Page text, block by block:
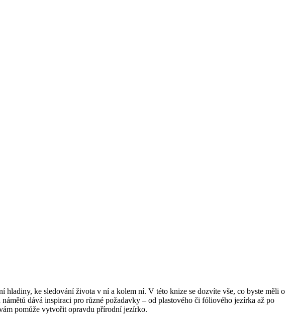
ke sledování života v ní a kolem ní. V této knize se dozvíte vše, co byste měli o
dává inspiraci pro různé požadavky – od plastového či fóliového jezírka až po
pomůže vytvořit opravdu přírodní jezírko.